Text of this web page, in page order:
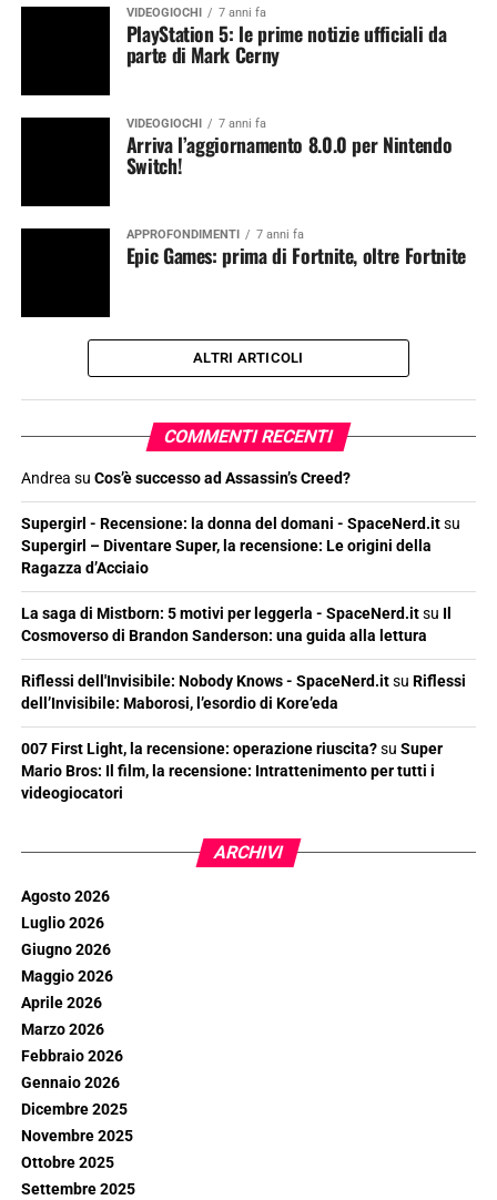
VIDEOGIOCHI 7 anni fa
PlayStation 5: le prime notizie ufficiali da
parte di Mark Cerny
VIDEOGIOCHI 7 anni fa
Arriva l’aggiornamento 8.0.0 per Nintendo
Switch!
APPROFONDIMENTI 7 anni fa
Epic Games: prima di Fortnite, oltre Fortnite
ALTRI ARTICOLI
COMMENTI RECENTI
Andrea su Cos’è successo ad Assassin’s Creed?
Supergirl - Recensione: la donna del domani - SpaceNerd.itsu
Supergirl – Diventare Super, la recensione: Le origini della
Ragazza d’Acciaio
La saga di Mistborn: 5 motivi per leggerla - SpaceNerd.itsu Il
Cosmoverso di Brandon Sanderson: una guida alla lettura
Riflessi dell'Invisibile: Nobody Knows - SpaceNerd.itsu Riflessi
dell’Invisibile: Maborosi, l’esordio di Kore’eda
007 First Light, la recensione: operazione riuscita?su Super
Mario Bros: Il film, la recensione: Intrattenimento per tutti i
videogiocatori
ARCHIVI
Agosto 2026
Luglio 2026
Giugno 2026
Maggio 2026
Aprile 2026
Marzo 2026
Febbraio 2026
Gennaio 2026
Dicembre 2025
Novembre 2025
Ottobre 2025
Settembre 2025